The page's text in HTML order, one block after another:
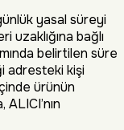
yasal süreyi
uzaklığına bağlı
belirtilen süre
adresteki kişi
ürünün